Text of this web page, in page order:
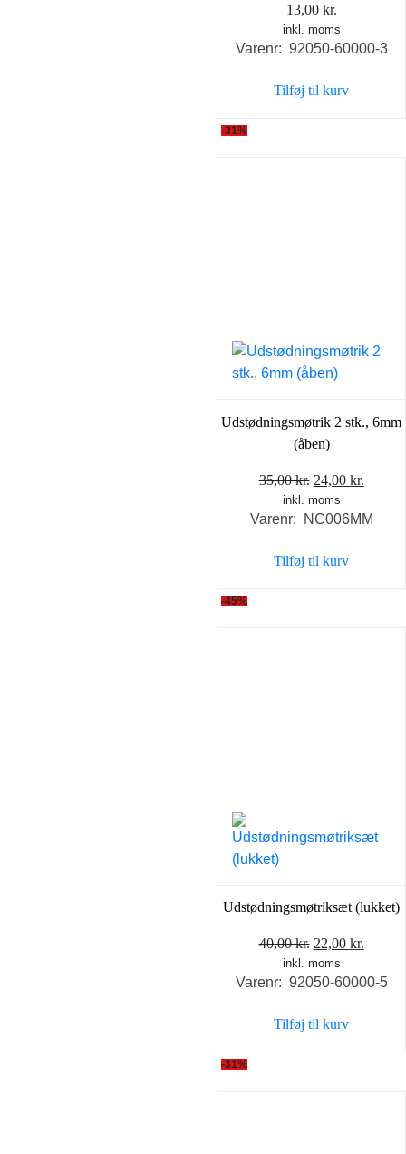
13,00 kr.
inkl. moms
Varenr: 92050-60000-3
Tilføj til kurv
-31%
Udstødningsmøtrik 2 stk., 6mm
(åben)
35,00kr. Den
oprindelige
pris
35,00 kr..
24,00 kr.
pris
inkl. moms
Varenr: NC006MM
Tilføj til kurv
-45%
Udstødningsmøtriksæt (lukket)
40,00kr. Den
oprindelige
pris
40,00 kr..
22,00 kr.
pris
inkl. moms
Varenr: 92050-60000-5
Tilføj til kurv
-31%